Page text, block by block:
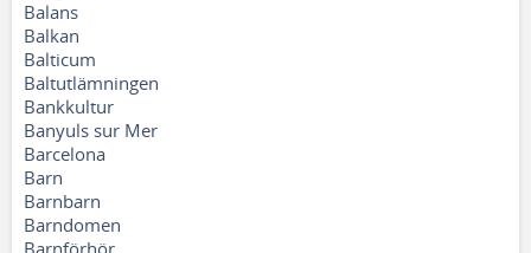
Balans
Balkan
Balticum
Baltutlämningen
Bankkultur
Banyuls sur Mer
Barcelona
Barn
Barnbarn
Barndomen
Barnförhör